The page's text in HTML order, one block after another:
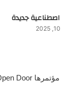
اصطناعية جديدة